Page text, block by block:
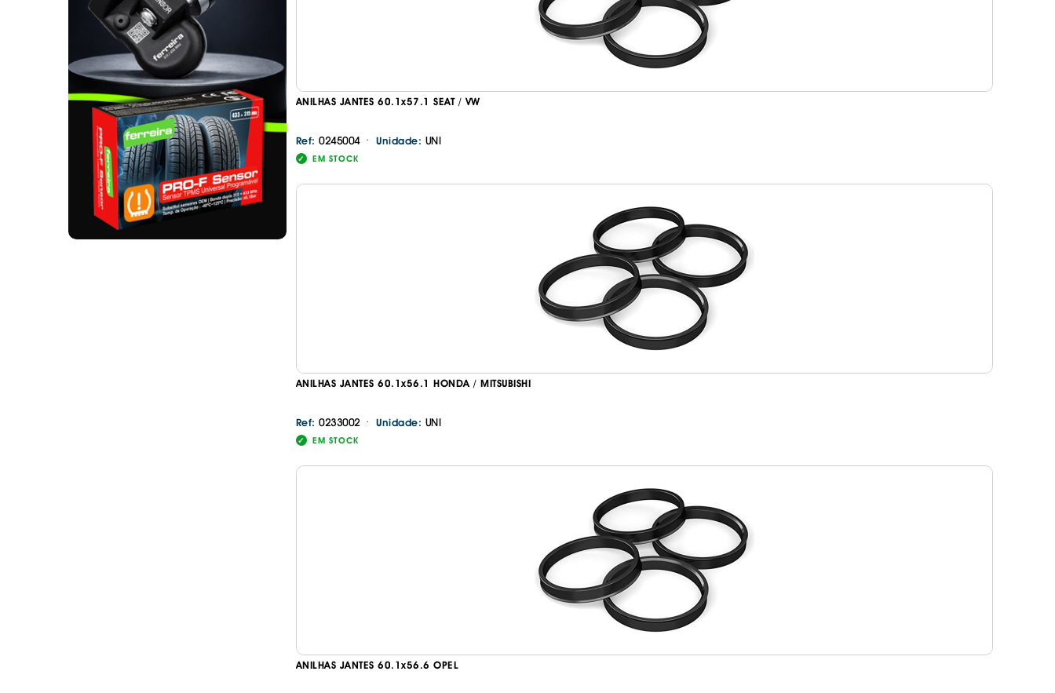
. SEGURANÇA DE CARGA
. SUPORTE BICICLETAS
. TAMPÕES JANTES
. TAPETES ORIGINAIS BORRACHA
MALA
. TAPETES UNIVERSAIS ALCATIFA
. TAPETES UNIVERSAIS ALCATIFA
MALA
. TAPETES UNIVERSAIS BORRACHA
. TAPETES UNIVERSAIS BORRACHA
MALA
ANILHAS JANTES 60.1x57.1 SEAT / VW
Ref: 0245004 · Unidade: UNI
EM STOCK
ANILHAS JANTES 60.1x56.1 HONDA / MITSUBISHI
Ref: 0233002 · Unidade: UNI
EM STOCK
ANILHAS JANTES 60.1x56.6 OPEL
Continuar a comprar Ir para o carrinho